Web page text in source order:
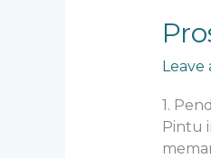
Leave
1.
Pintu